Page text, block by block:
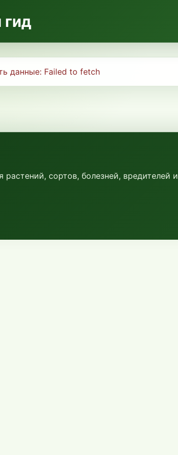
данные: Failed to fetch
растений, сортов, болезней, вредителей и